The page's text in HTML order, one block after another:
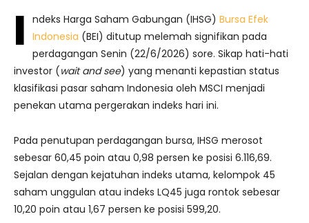
I ndeks Harga Saham Gabungan (IHSG) Bursa Efek
Indonesia (BEI) ditutup melemah signifikan pada
perdagangan Senin (22/6/2026) sore. Sikap hati-hati
investor (wait and see) yang menanti kepastian status
klasifikasi pasar saham Indonesia oleh MSCI menjadi
penekan utama pergerakan indeks hari ini.
Pada penutupan perdagangan bursa, IHSG merosot
sebesar 60,45 poin atau 0,98 persen ke posisi 6.116,69.
Sejalan dengan kejatuhan indeks utama, kelompok 45
saham unggulan atau indeks LQ45 juga rontok sebesar
10,20 poin atau 1,67 persen ke posisi 599,20.